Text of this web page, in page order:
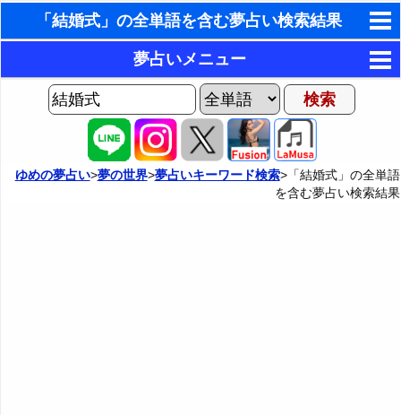
「結婚式」の全単語を含む夢占い検索結果
東洋・西洋占星術
ホラリー占星術
手相占いで未来診断
タロットカードで無料占い
夢占いメニュー
AIゆめの夢占いチャット
ヨセフの夢占い
夢占い掲示板
ゆめの夢占い>夢の世界>夢占いキーワード検索>「結婚式」の全単語
を含む夢占い検索結果